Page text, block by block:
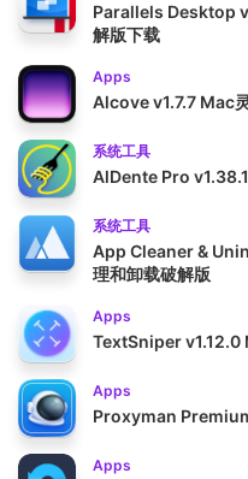
Parallels Desktop
解版下载
Apps
Alcove v1.7.7 Mac
系统工具
AlDente Pro
系统工具
App Cleaner &
理和卸载破解版
Apps
TextSniper v1.12.0
Apps
Proxyman
Apps